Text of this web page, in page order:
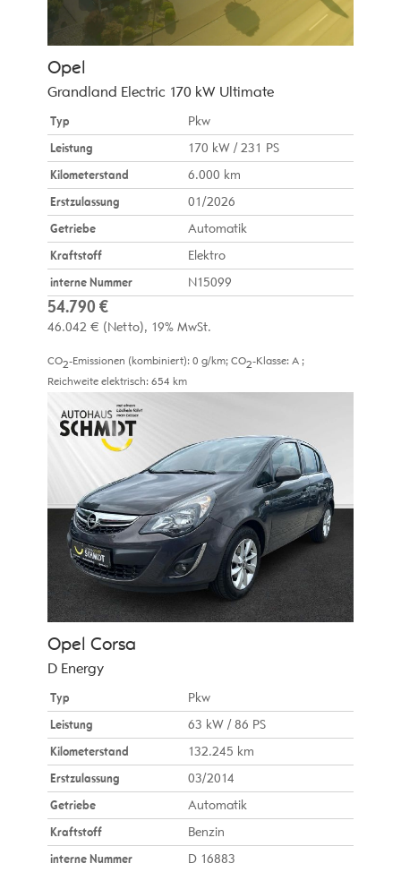
Opel
Grandland Electric 170 kW Ultimate
Typ
Pkw
Leistung
170 kW / 231 PS
Kilometerstand
6.000 km
Erstzulassung
01/2026
Getriebe
Automatik
Kraftstoff
Elektro
interne Nummer
N15099
54.790 €
46.042 € (Netto) 19% MwSt.
CO2-Emissionen (kombiniert): 0 g/km; CO2-Klasse: A ;
Reichweite elektrisch: 654 km
Opel Corsa
D Energy
Typ
Pkw
Leistung
63 kW / 86 PS
Kilometerstand
132.245 km
Erstzulassung
03/2014
Getriebe
Automatik
Kraftstoff
Benzin
interne Nummer
D 16883